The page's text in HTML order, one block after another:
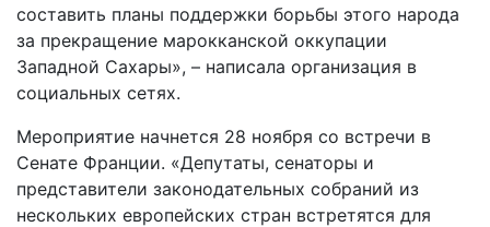
составить планы поддержки борьбы этого народа
за прекращение марокканской оккупации
Западной Сахары», – написала организация в
социальных сетях.
Мероприятие начнется 28 ноября со встречи в
Сенате Франции. «Депутаты, сенаторы и
представители законодательных собраний из
нескольких европейских стран встретятся для